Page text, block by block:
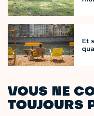
Et
VOUS NE
TOUJOURS